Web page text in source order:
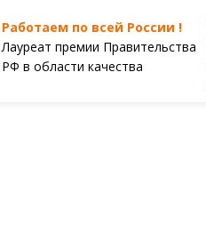
Работаем по всей России !
Лауреат премии Правительства
РФ в области качества